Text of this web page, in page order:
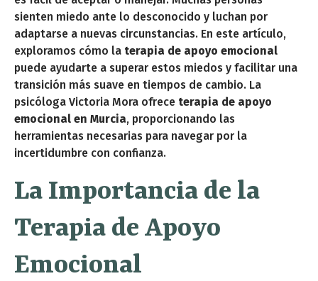
sienten miedo ante lo desconocido y luchan por
adaptarse a nuevas circunstancias. En este artículo,
exploramos cómo la terapia de apoyo emocional
puede ayudarte a superar estos miedos y facilitar una
transición más suave en tiempos de cambio. La
psicóloga Victoria Mora ofrece terapia de apoyo
emocional en Murcia, proporcionando las
herramientas necesarias para navegar por la
incertidumbre con confianza.
La Importancia de la
Terapia de Apoyo
Emocional